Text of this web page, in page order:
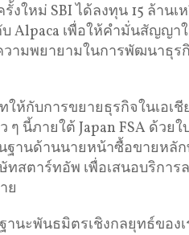
ใหม่ SBI ได้ลงทุน 15 ล้าน
Alpaca เพื่อให้คำมั่นสัญญา
ามพยายามในการพัฒนาธุร
ให้กับการขยายธุรกิจในเอเ
ๆ นี้ภายใต้ Japan FSA ด้ว
ฐานด้านนายหน้าซื้อขายหลั
ทสตาร์ทอัพ เพื่อเสนอบริกา
ย
านะพันธมิตรเชิงกลยุทธ์ของ